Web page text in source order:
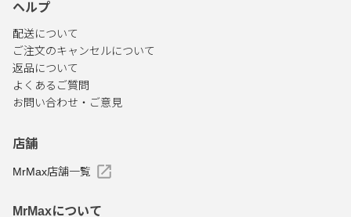
ヘルプ
配送について
ご注文のキャンセルについて
返品について
よくあるご質問
お問い合わせ・ご意見
店舗
MrMax店舗一覧
MrMaxについて